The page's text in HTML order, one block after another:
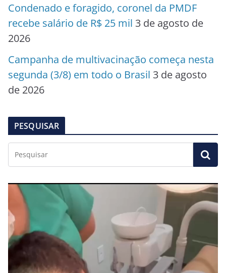
Condenado e foragido, coronel da PMDF
recebe salário de R$ 25 mil 3 de agosto de
2026
Campanha de multivacinação começa nesta
segunda (3/8) em todo o Brasil 3 de agosto
de 2026
PESQUISAR